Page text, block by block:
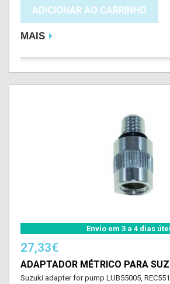
ADICIONAR AO CARRINHO
MAIS
Envio em 3 a 4 dias
27,33€
ADAPTADOR MÉTRICO PARA
Suzuki adapter for pump LUB55005,